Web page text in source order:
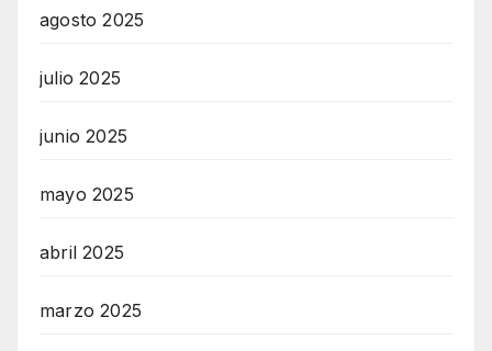
agosto 2025
julio 2025
junio 2025
mayo 2025
abril 2025
marzo 2025